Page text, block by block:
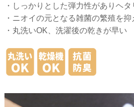
・しっかりとした弾力性がありヘタ
・ニオイの元となる雑菌の繁殖を
・丸洗いOK、洗濯後の乾きが早い